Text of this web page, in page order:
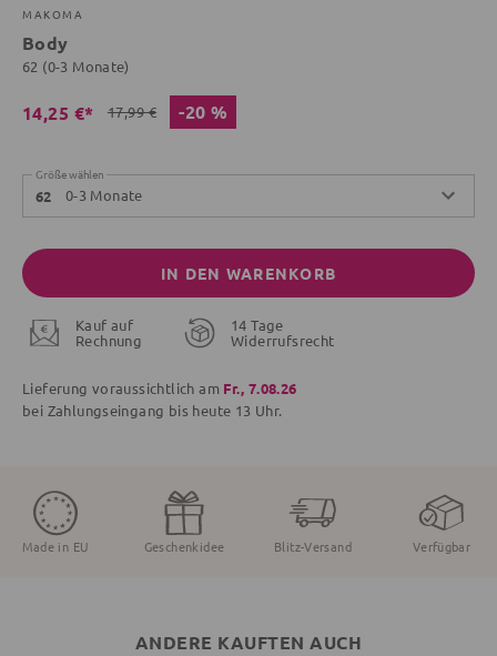
MAKOMA
Body
62 (0-3 Monate)
14,25 €* 17,99 € -20 %
Größe wählen
62 0-3 Monate
IN DEN WARENKORB
Kauf auf
Rechnung
14 Tage
Widerrufsrecht
Lieferung voraussichtlich am Fr., 7.08.26
bei Zahlungseingang bis heute 13 Uhr.
Made in EU Geschenkidee Blitz-Versand Verfügbar
ANDERE KAUFTEN AUCH